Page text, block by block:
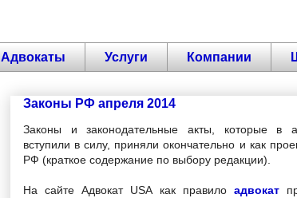
Адвокаты Услуги Компании
Законы РФ апреля 2014
Законы и законодательные акты, которые в
вступили в силу, приняли окончательно и как
РФ (краткое содержание по выбору редакции).
На сайте Адвокат USA как правило адвокат